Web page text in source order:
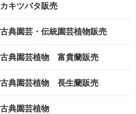
カキツバタ販売
古典園芸・伝統園芸植物販売
古典園芸植物 富貴蘭販売
古典園芸植物 長生蘭販売
古典園芸植物